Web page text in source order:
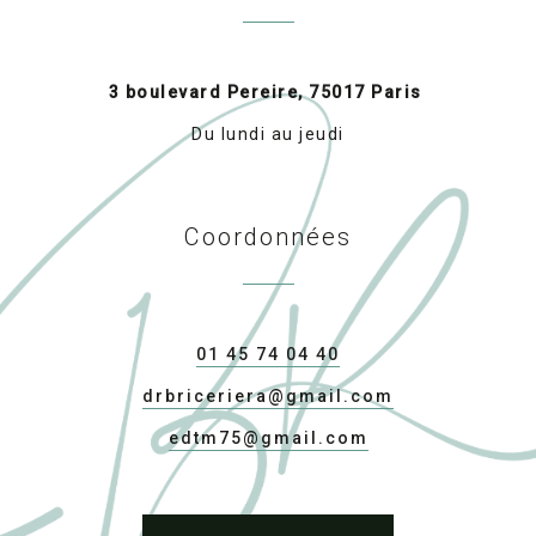
3 boulevard Pereire, 75017 Paris
Du lundi au jeudi
Coordonnées
01 45 74 04 40
drbriceriera@gmail.com
edtm75@gmail.com